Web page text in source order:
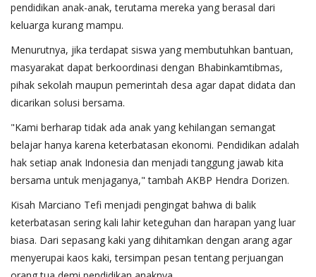
pendidikan anak-anak, terutama mereka yang berasal dari
keluarga kurang mampu.
Menurutnya, jika terdapat siswa yang membutuhkan bantuan,
masyarakat dapat berkoordinasi dengan Bhabinkamtibmas,
pihak sekolah maupun pemerintah desa agar dapat didata dan
dicarikan solusi bersama.
"Kami berharap tidak ada anak yang kehilangan semangat
belajar hanya karena keterbatasan ekonomi. Pendidikan adalah
hak setiap anak Indonesia dan menjadi tanggung jawab kita
bersama untuk menjaganya," tambah AKBP Hendra Dorizen.
Kisah Marciano Tefi menjadi pengingat bahwa di balik
keterbatasan sering kali lahir keteguhan dan harapan yang luar
biasa. Dari sepasang kaki yang dihitamkan dengan arang agar
menyerupai kaos kaki, tersimpan pesan tentang perjuangan